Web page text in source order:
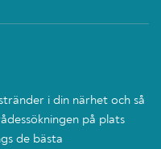
i din närhet och så
på plats
de bästa